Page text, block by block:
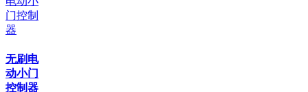
无刷电
动小门
控制器